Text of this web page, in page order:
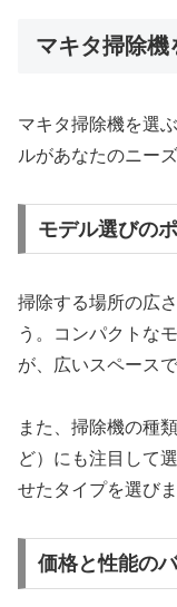
マキタ掃除機
マキタ掃除機を選
ルがあなたのニー
モデル選びの
掃除する場所の広
う。コンパクトな
が、広いスペース
また、掃除機の種
ど）にも注目して
せたタイプを選びま
価格と性能の